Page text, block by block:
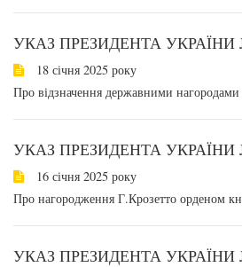
УКАЗ ПРЕЗИДЕНТА УКРАЇНИ
18 січня 2025 року
Про відзначення державними нагородами
УКАЗ ПРЕЗИДЕНТА УКРАЇНИ
16 січня 2025 року
Про нагородження Г.Крозетто орденом
УКАЗ ПРЕЗИДЕНТА УКРАЇНИ